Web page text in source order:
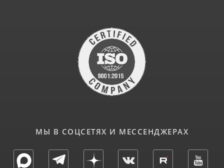
МЫ В СОЦСЕТЯХ И МЕССЕНДЖЕРАХ